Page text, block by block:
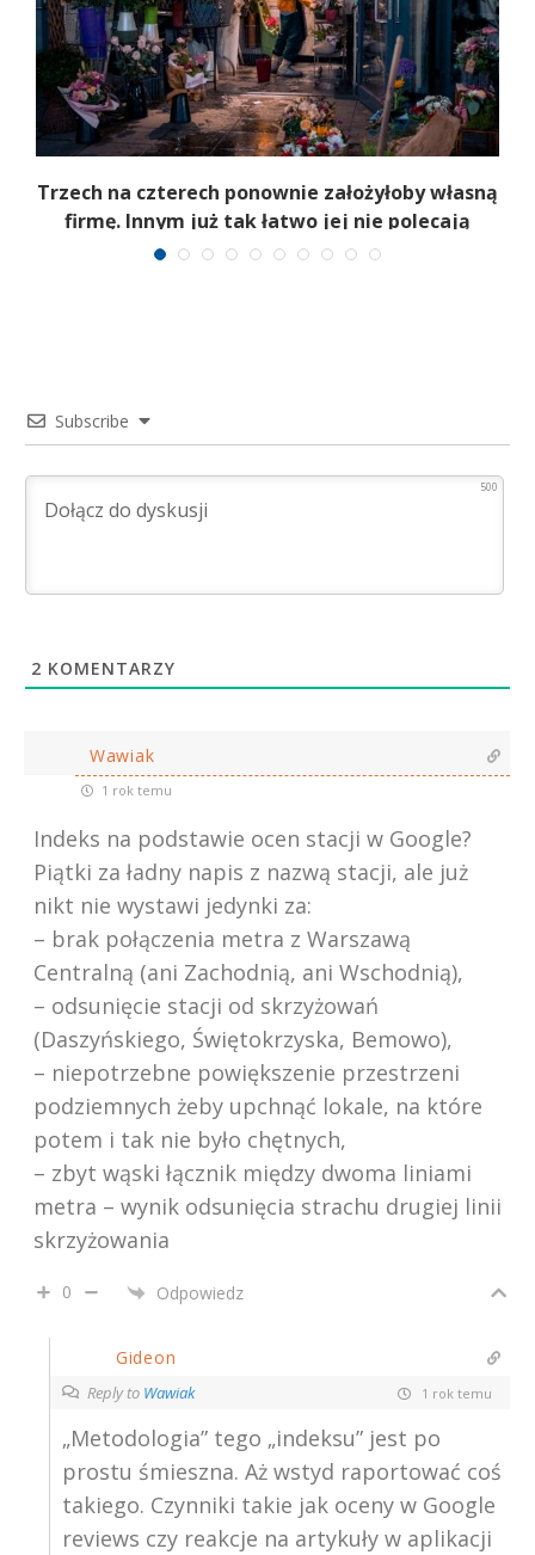
Trzech na czterech ponownie założyłoby własną
firmę. Innym już tak łatwo jej nie polecają
Subscribe
500
2 KOMENTARZY
Wawiak
1 rok temu
Indeks na podstawie ocen stacji w Google?
Piątki za ładny napis z nazwą stacji, ale już
nikt nie wystawi jedynki za:
– brak połączenia metra z Warszawą
Centralną (ani Zachodnią, ani Wschodnią),
– odsunięcie stacji od skrzyżowań
(Daszyńskiego, Świętokrzyska, Bemowo),
– niepotrzebne powiększenie przestrzeni
podziemnych żeby upchnąć lokale, na które
potem i tak nie było chętnych,
– zbyt wąski łącznik między dwoma liniami
metra – wynik odsunięcia strachu drugiej linii
skrzyżowania
0 Odpowiedz
Gideon
Reply to Wawiak 1 rok temu
„Metodologia” tego „indeksu” jest po
prostu śmieszna. Aż wstyd raportować coś
takiego. Czynniki takie jak oceny w Google
reviews czy reakcje na artykuły w aplikacji